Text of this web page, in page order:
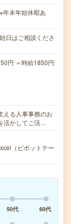
末年始休暇あ
日はご相談くださ
円 ＝時給1850円
える人事事務のお
活かしてご活…
（ピボットテー
50代
60代